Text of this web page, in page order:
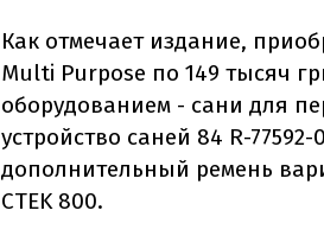
Как отмечает издание,
Multi Purpose по 149 тысяч
оборудованием - сани для
устройство саней 84 R-
дополнительный ремень
CTEK 800.